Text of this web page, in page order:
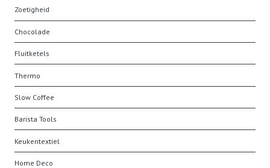
Zoetigheid
Chocolade
Fluitketels
Thermo
Slow Coffee
Barista Tools
Keukentextiel
Home Deco